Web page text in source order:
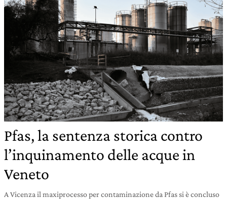
Pfas, la sentenza storica contro
l’inquinamento delle acque in
Veneto
A Vicenza il maxiprocesso per contaminazione da Pfas si è concluso